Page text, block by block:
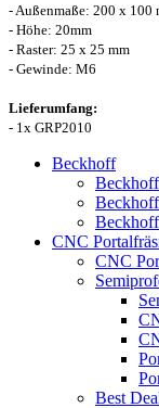
- Außenmaße: 200 x 100
- Höhe: 20mm
- Raster: 25 x 25 mm
- Gewinde: M6
Lieferumfang:
- 1x GRP2010
Beckhoff
CNC
CNC
Best